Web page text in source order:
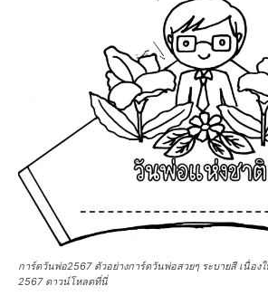
การ์ดวันพ่อ2567 ตัวอย่างการ์ดวันพ่อสวยๆ ระบายสี เนื่อ
2567 ดาวน์โหลดที่นี่